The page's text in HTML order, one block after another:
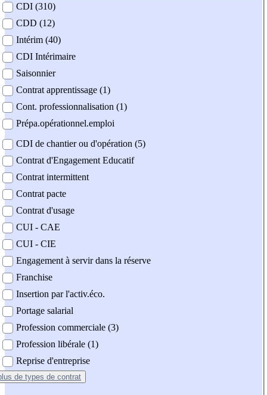
contrat
CDI (310)
CDD (12)
Intérim (40)
CDI Intérimaire
Saisonnier
Contrat apprentissage (1)
Cont. professionnalisation (1)
Prépa.opérationnel.emploi
CDI de chantier ou d'opération (5)
Contrat d'Engagement Educatif
Contrat intermittent
Contrat pacte
Contrat d'usage
CUI - CAE
CUI - CIE
Engagement à servir dans la réserve
Franchise
Insertion par l'activ.éco.
Portage salarial
Profession commerciale (3)
Profession libérale (1)
Reprise d'entreprise
de types de contrat